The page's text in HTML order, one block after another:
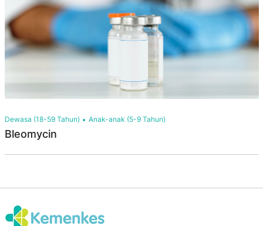
Dewasa (18-59 Tahun) Anak-anak (5-9 Tahun)
Bleomycin